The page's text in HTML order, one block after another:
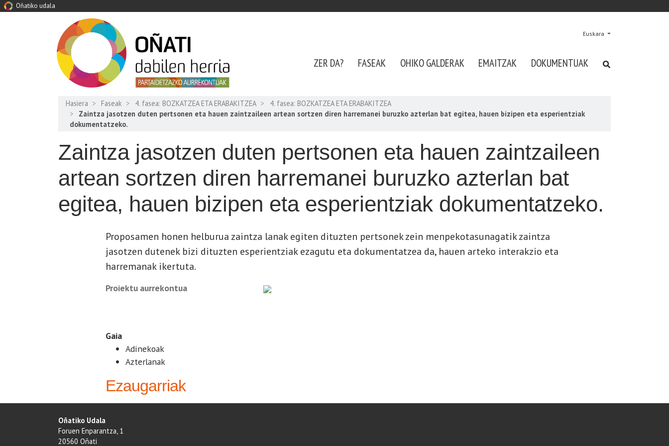
Oñatiko udala
Euskara
ZER DA? FASEAK OHIKO GALDERAK EMAITZAK DOKUMENTUAK
Hasiera Faseak 4. fasea: BOZKATZEA ETA ERABAKITZEA
4. fasea: BOZKATZEA ETA ERABAKITZEA
Zaintza jasotzen duten pertsonen eta hauen zaintzaileen artean sortzen diren harremanei buruzko azterlan bat egitea, hauen bizipen eta esperientziak
dokumentatzeko.
Zaintza jasotzen duten pertsonen eta hauen zaintzaileen
artean sortzen diren harremanei buruzko azterlan bat
egitea, hauen bizipen eta esperientziak dokumentatzeko.
Proposamen honen helburua zaintza lanak egiten dituzten pertsonek zein menpekotasunagatik zaintza
jasotzen dutenek bizi dituzten esperientziak ezagutu eta dokumentatzea da, hauen arteko interakzio eta
harremanak ikertuta.
Proiektu aurrekontua
Gaia
Adinekoak
Azterlanak
Ezaugarriak
Oñatiko Udala
Foruen Enparantza, 1
20560 Oñati